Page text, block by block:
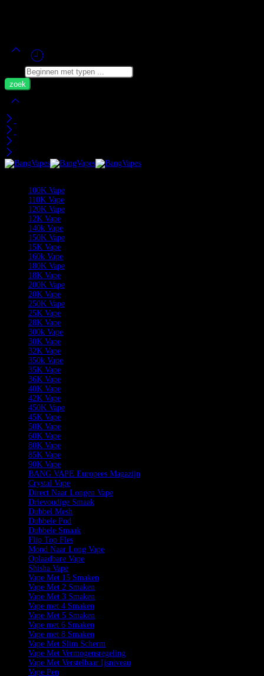
100K Vape
110K Vape
120K Vape
12K Vape
140k Vape
150K Vape
15K Vape
160k Vape
180K Vape
18K Vape
200K Vape
20K Vape
250K Vape
25K Vape
28K Vape
300k Vape
30K Vape
32K Vape
350k Vape
35K Vape
36K Vape
40K Vape
42K Vape
450K Vape
45K Vape
50K Vape
60K Vape
80K Vape
85K Vape
90K Vape
BANG VAPE Europees Magazijn
Crystal Vape
Direct Naar Longen Vape
Drievoudige Smaak
Dubbel Mesh
Dubbele Pod
Dubbele Smaak
Flip Top Fles
Mond Naar Long Vape
Oplaadbare Vape
Shisha Vape
Vape Met 15 Smaken
Vape Met 2 Smaken
Vape Met 3 Smaken
Vape met 4 Smaken
Vape Met 5 Smaken
Vape met 6 Smaken
Vape met 8 Smaken
Vape Met Slim Scherm
Vape Met Vermogensregeling
Vape Met Verstelbaar Ijsniveau
Vape Pen